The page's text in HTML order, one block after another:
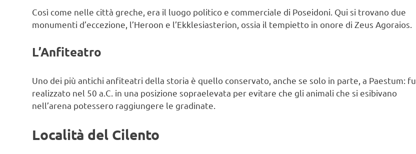
Così come nelle città greche, era il luogo politico e commerciale di Poseidoni. Qui si trovano due
monumenti d’eccezione, l’Heroon e l’Ekklesiasterion, ossia il tempietto in onore di Zeus Agoraios.
L’Anfiteatro
Uno dei più antichi anfiteatri della storia è quello conservato, anche se solo in parte, a Paestum: fu
realizzato nel 50 a.C. in una posizione sopraelevata per evitare che gli animali che si esibivano
nell’arena potessero raggiungere le gradinate.
Località del Cilento